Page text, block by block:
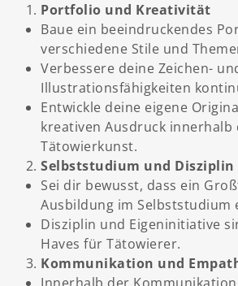
Portfolio und Kreativität
Baue ein beeindruckendes
verschiedene Stile und
Verbessere deine Zeichen-
Illustrationsfähigkeiten
Entwickle deine eigene
kreativen Ausdruck innerhalb
Tätowierkunst.
Selbststudium und Disziplin
Sei dir bewusst, dass ein
Ausbildung im Selbststudium
Disziplin und Eigeninitiative
Haves für Tätowierer.
Kommunikation und